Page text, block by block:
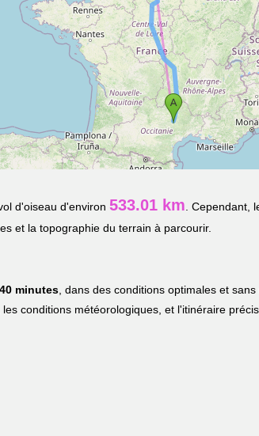
d'oiseau d'environ 533.01 km . Cependant,
et la topographie du terrain à parcourir.
minutes , dans des conditions optimales et
conditions météorologiques, et l'itinéraire